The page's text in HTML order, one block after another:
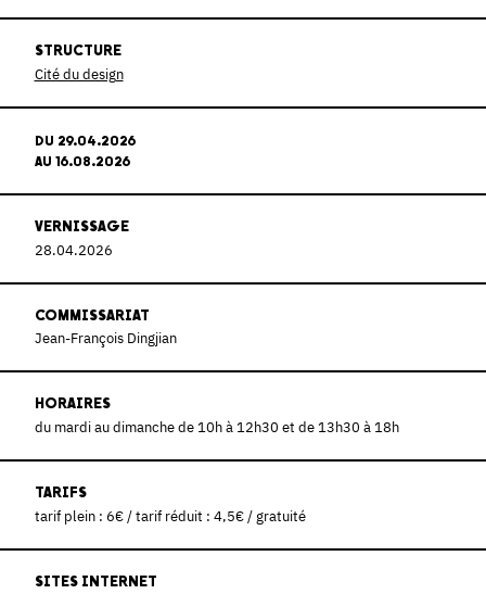
STRUCTURE
Cité du design
DU 29.04.2026
AU 16.08.2026
VERNISSAGE
28.04.2026
COMMISSARIAT
Jean-François Dingjian
HORAIRES
du mardi au dimanche de 10h à 12h30 et de 13h30 à 18h
TARIFS
tarif plein : 6€ / tarif réduit : 4,5€ / gratuité
SITES INTERNET